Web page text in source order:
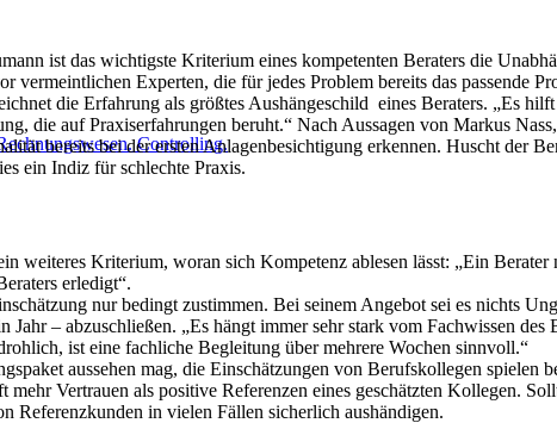
Controlling.
ist das wichtigste Kriterium eines kompetenten Beraters die
vermeintlichen Experten, die für jedes Problem bereits das passende
die Erfahrung als größtes Aushängeschild eines Beraters. „Es
die auf Praxiserfahrungen beruht.“ Nach Aussagen von Markus
bereits bei der ersten Anlagenbesichtigung erkennen. Huscht der
ein Indiz für schlechte Praxis.
weiteres Kriterium, woran sich Kompetenz ablesen lässt: „Ein
erledigt“.
nur bedingt zustimmen. Bei seinem Angebot sei es nichts
Jahr – abzuschließen. „Es hängt immer sehr stark vom Fachwissen
ist eine fachliche Begleitung über mehrere Wochen sinnvoll.“
aussehen mag, die Einschätzungen von Berufskollegen spielen
mehr Vertrauen als positive Referenzen eines geschätzten Kollegen.
Referenzkunden in vielen Fällen sicherlich aushändigen.